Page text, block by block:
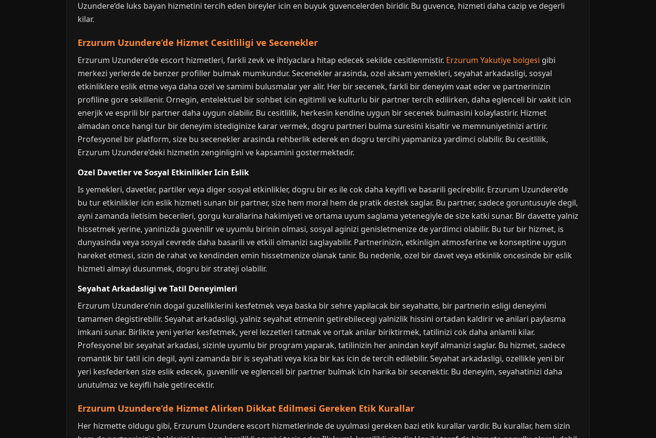
Uzundere’de luks bayan hizmetini tercih eden bireyler icin en buyuk guvencelerden biridir. Bu guvence, hizmeti daha cazip ve degerli
kilar.
Erzurum Uzundere’de Hizmet Cesitliligi ve Secenekler
Erzurum Uzundere’de escort hizmetleri, farkli zevk ve ihtiyaclara hitap edecek sekilde cesitlenmistir. Erzurum Yakutiye bolgesi gibi
merkezi yerlerde de benzer profiller bulmak mumkundur. Secenekler arasinda, ozel aksam yemekleri, seyahat arkadasligi, sosyal
etkinliklere eslik etme veya daha ozel ve samimi bulusmalar yer alir. Her bir secenek, farkli bir deneyim vaat eder ve partnerinizin
profiline gore sekillenir. Ornegin, entelektuel bir sohbet icin egitimli ve kulturlu bir partner tercih edilirken, daha eglenceli bir vakit icin
enerjik ve esprili bir partner daha uygun olabilir. Bu cesitlilik, herkesin kendine uygun bir secenek bulmasini kolaylastirir. Hizmet
almadan once hangi tur bir deneyim istediginize karar vermek, dogru partneri bulma suresini kisaltir ve memnuniyetinizi artirir.
Profesyonel bir platform, size bu secenekler arasinda rehberlik ederek en dogru tercihi yapmaniza yardimci olabilir. Bu cesitlilik,
Erzurum Uzundere’deki hizmetin zenginligini ve kapsamini gostermektedir.
Ozel Davetler ve Sosyal Etkinlikler Icin Eslik
Is yemekleri, davetler, partiler veya diger sosyal etkinlikler, dogru bir es ile cok daha keyifli ve basarili gecirebilir. Erzurum Uzundere’de
bu tur etkinlikler icin eslik hizmeti sunan bir partner, size hem moral hem de pratik destek saglar. Bu partner, sadece goruntusuyle degil,
ayni zamanda iletisim becerileri, gorgu kurallarina hakimiyeti ve ortama uyum saglama yetenegiyle de size katki sunar. Bir davette yalniz
hissetmek yerine, yaninizda guvenilir ve uyumlu birinin olmasi, sosyal aginizi genisletmenize de yardimci olabilir. Bu tur bir hizmet, is
dunyasinda veya sosyal cevrede daha basarili ve etkili olmanizi saglayabilir. Partnerinizin, etkinligin atmosferine ve konseptine uygun
hareket etmesi, sizin de rahat ve kendinden emin hissetmenize olanak tanir. Bu nedenle, ozel bir davet veya etkinlik oncesinde bir eslik
hizmeti almayi dusunmek, dogru bir strateji olabilir.
Seyahat Arkadasligi ve Tatil Deneyimleri
Erzurum Uzundere’nin dogal guzelliklerini kesfetmek veya baska bir sehre yapilacak bir seyahatte, bir partnerin esligi deneyimi
tamamen degistirebilir. Seyahat arkadasligi, yalniz seyahat etmenin getirebilecegi yalnizlik hissini ortadan kaldirir ve anilari paylasma
imkani sunar. Birlikte yeni yerler kesfetmek, yerel lezzetleri tatmak ve ortak anilar biriktirmek, tatilinizi cok daha anlamli kilar.
Profesyonel bir seyahat arkadasi, sizinle uyumlu bir program yaparak, tatilinizin her anindan keyif almanizi saglar. Bu hizmet, sadece
romantik bir tatil icin degil, ayni zamanda bir is seyahati veya kisa bir kas icin de tercih edilebilir. Seyahat arkadasligi, ozellikle yeni bir
yeri kesfederken size eslik edecek, guvenilir ve eglenceli bir partner bulmak icin harika bir secenektir. Bu deneyim, seyahatinizi daha
unutulmaz ve keyifli hale getirecektir.
Erzurum Uzundere’de Hizmet Alirken Dikkat Edilmesi Gereken Etik Kurallar
Her hizmette oldugu gibi, Erzurum Uzundere escort hizmetlerinde de uyulmasi gereken bazi etik kurallar vardir. Bu kurallar, hem sizin